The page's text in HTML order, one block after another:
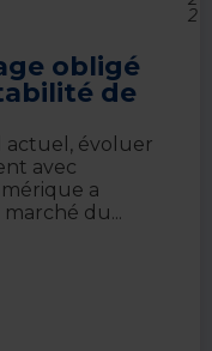
2
obligé
de
actuel, évoluer
avec
a
du...